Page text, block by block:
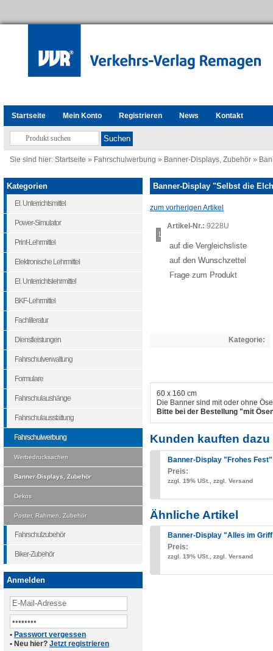
Startseite Mein Konto Registrieren News Kontakt
Sie sind hier: Startseite » Fahrschulwerbung » Banner-Displays, Zubehör »
Banner-Display "Selbst die
zum vorherigen Artikel
Loading...
Artikel-Nr.: 9228U
auf die Vergleichsliste
auf den Wunschzettel
Frage zum Produkt
Kategorie:
60 x 160 cm
Die Banner sind mit oder ohne
Bitte bei der Bestellung "mit
Kunden kauften
Banner-Display "Frohes Fest"
Preis:
zzgl. 19% USt., zzgl. Versand
Ähnliche Artikel
Banner-Display "Alles im
Preis:
zzgl. 19% USt., zzgl. Versand
Kategorien
El. Unterrichtsmittel
Power-Simulator
Print-Lehrmittel
Elektronische Lehrmittel
El. Unterrichtslehrmittel
BKF-Lehrmittel
Fachliteratur
Dienstleistungen
Fahrschulverwaltung
Formulare
Fahrschulaushänge
Fahrschulausstattung
Fahrschulwerbung
Werbedrucksachen
Banner-Displays, Zubehör
Dekos
Poster, Rahmen, Zubehör
Fahrschulzubehör
Biker-Zubehör
Anmelden
• Passwort vergessen
• Neu hier? Jetzt registrieren